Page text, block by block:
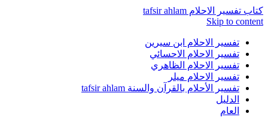
كتاب تفسير الاحلام tafsir ahlam
Skip to content
تفسير الاحلام ابن سيرين
تفسير الاحلام الاحسائي
تفسير الاحلام الظاهري
تفسير الاحلام ميلر
تفسير الأحلام بالقرآن والسنة tafsir ahlam
الدليل
العام